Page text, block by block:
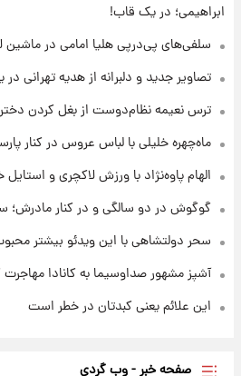
۱۶ ساعت پیش
+جدول
۱۶ ساعت پیش
قیمت محصولات
ابراهیمی؛ در یک قاب!
سلفی‌های پی‌درپی هلیا امامی در
تصاویر جدید و دلبرانه از هدیه تهرانی
ترس نعیمه نظام‌دوست از بغل کردن
ماه‌چهره خلیلی با لباس عروس در کنار
الهام پاوه‌نژاد با ورزش لاکچری و
گوگوش در دو سالگی و در کنار مادرش؛ سال
سحر دولتشاهی با این ویدئو بیشتر
آشپز مشهور صداوسیما به کانادا مهاجرت
این علائم یعنی کبدتان در خطر است
صفحه خبر - وب گردی